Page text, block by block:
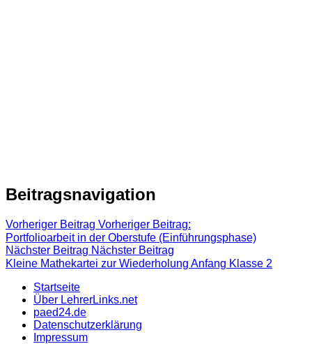
Beitragsnavigation
Vorheriger Beitrag Vorheriger Beitrag:
Portfolioarbeit in der Oberstufe (Einführungsphase)
Nächster Beitrag Nächster Beitrag
Kleine Mathekartei zur Wiederholung Anfang Klasse 2
Startseite
Über LehrerLinks.net
paed24.de
Datenschutzerklärung
Impressum